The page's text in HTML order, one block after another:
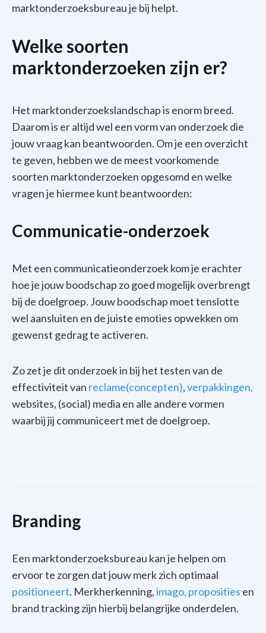
marktonderzoeksbureau je bij helpt.
Welke soorten
marktonderzoeken zijn er?
Het marktonderzoekslandschap is enorm breed.
Daarom is er altijd wel een vorm van onderzoek die
jouw vraag kan beantwoorden. Om je een overzicht
te geven, hebben we de meest voorkomende
soorten marktonderzoeken opgesomd en welke
vragen je hiermee kunt beantwoorden:
Communicatie-onderzoek
Met een communicatieonderzoek kom je erachter
hoe je jouw boodschap zo goed mogelijk overbrengt
bij de doelgroep. Jouw boodschap moet tenslotte
wel aansluiten en de juiste emoties opwekken om
gewenst gedrag te activeren.
Zo zet je dit onderzoek in bij het testen van de
effectiviteit van reclame(concepten),verpakkingen,
websites, (social) media en alle andere vormen
waarbij jij communiceert met de doelgroep.
Branding
Een marktonderzoeksbureau kan je helpen om
ervoor te zorgen dat jouw merk zich optimaal
positioneert. Merkherkenning,imago, proposities en
brand tracking zijn hierbij belangrijke onderdelen.